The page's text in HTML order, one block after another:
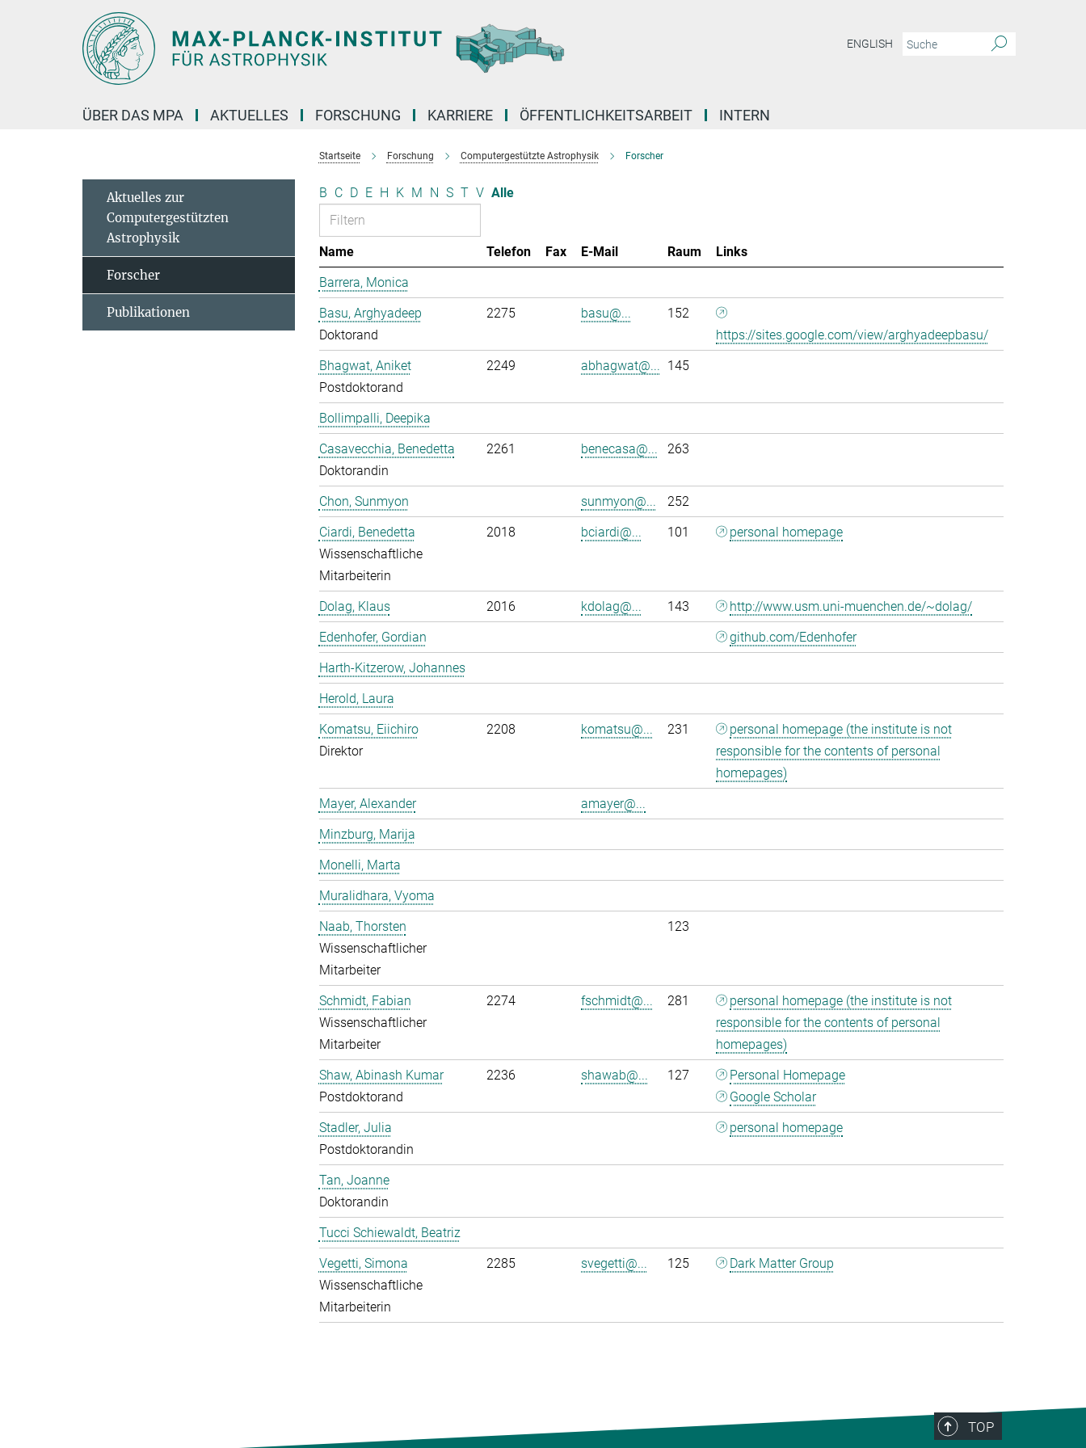
ENGLISH
ÜBER DAS MPA AKTUELLES FORSCHUNG KARRIERE ÖFFENTLICHKEITSARBEIT INTERN
Startseite Forschung Computergestützte Astrophysik Forscher
B C D E H K M N S T V Alle
Name Telefon Fax E-Mail Raum
Links
Barrera, Monica
Basu, Arghyadeep
Doktorand
2275 basu@...
152
https://sites.google.com/view/arghyadeepbasu/
Bhagwat, Aniket
Postdoktorand
2249 abhagwat@... 145
Bollimpalli, Deepika
Casavecchia, Benedetta
Doktorandin
2261 benecasa@... 263
Chon, Sunmyon sunmyon@...
252
Ciardi, Benedetta
Wissenschaftliche
Mitarbeiterin
2018 bciardi@... 101 personal homepage
Dolag, Klaus 2016 kdolag@... 143
http://www.usm.uni-muenchen.de/~dolag/
Edenhofer, Gordian
github.com/Edenhofer
Harth-Kitzerow, Johannes
Herold, Laura
Komatsu, Eiichiro
Direktor
2208 komatsu@... 231
personal homepage (the institute is not
responsible for the contents of personal
homepages)
Mayer, Alexander
amayer@...
Minzburg, Marija
Monelli, Marta
Muralidhara, Vyoma
Naab, Thorsten
Wissenschaftlicher
Mitarbeiter
123
Schmidt, Fabian
Wissenschaftlicher
Mitarbeiter
2274 fschmidt@... 281
personal homepage (the institute is not
responsible for the contents of personal
homepages)
Shaw, Abinash Kumar
Postdoktorand
2236 shawab@... 127
Personal Homepage
Google Scholar
Stadler, Julia
Postdoktorandin
personal homepage
Tan, Joanne
Doktorandin
Tucci Schiewaldt, Beatriz
Vegetti, Simona
Wissenschaftliche
Mitarbeiterin
2285 svegetti@... 125 Dark Matter Group
Aktuelles zur
Computergestützten
Astrophysik
Forscher
Publikationen
TOP